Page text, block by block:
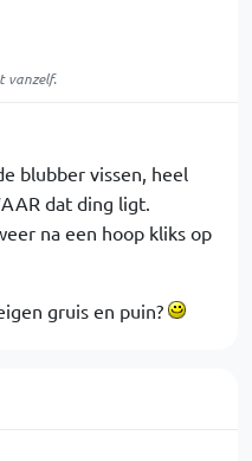
vanzelf.
blubber vissen, heel
dat ding ligt.
na een hoop kliks op
gruis en puin?